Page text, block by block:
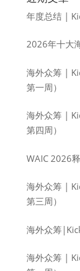
年度总结 |
2026年十大
海外众筹 |
第一周）
海外众筹 |
第四周）
WAIC 2026
海外众筹 |
第三周）
海外众筹
海外众筹 |